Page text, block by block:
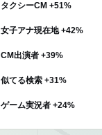
タクシーCM +51%
女子アナ現在地 +42%
CM出演者 +39%
似てる検索 +31%
ゲーム実況者 +24%